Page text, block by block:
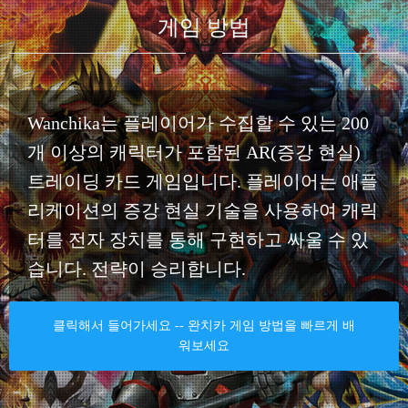
게임 방법
Wanchika는 플레이어가 수집할 수 있는 200
개 이상의 캐릭터가 포함된 AR(증강 현실)
트레이딩 카드 게임입니다. 플레이어는 애플
리케이션의 증강 현실 기술을 사용하여 캐릭
터를 전자 장치를 통해 구현하고 싸울 수 있
습니다. 전략이 승리합니다.
클릭해서 들어가세요 -- 완치카 게임 방법을 빠르게 배
워보세요